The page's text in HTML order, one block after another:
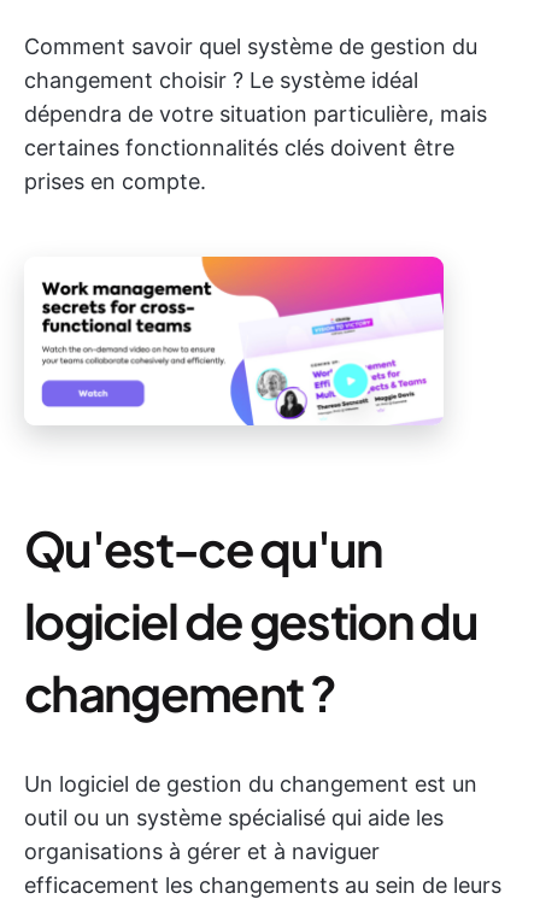
Comment savoir quel système de gestion du
changement choisir ? Le système idéal
dépendra de votre situation particulière, mais
certaines fonctionnalités clés doivent être
prises en compte.
Qu'est-ce qu'un
logiciel de gestion du
changement ?
Un logiciel de gestion du changement est un
outil ou un système spécialisé qui aide les
organisations à gérer et à naviguer
efficacement les changements au sein de leurs